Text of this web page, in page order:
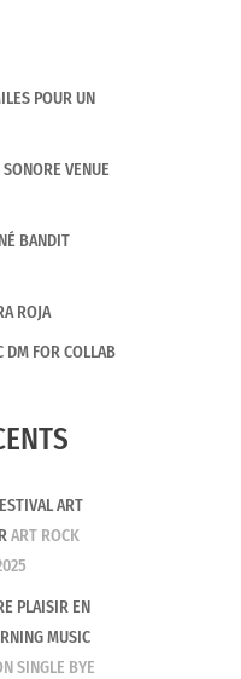
POUR UN
VENUE
BANDIT
ROJA
DM FOR COLLAB
ART
ART ROCK
PLAISIR EN
MUSIC
SINGLE BYE